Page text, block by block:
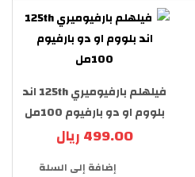
فيلهلم بارفيوميري 125th اند
بلووم او دو بارفيوم 100مل
499.00 ريال
إضافة إلى السلة